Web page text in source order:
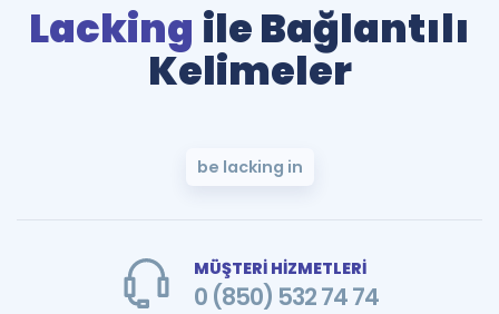
Lacking ile Bağlantılı
Kelimeler
be lacking in
MÜŞTERİ HİZMETLERİ
0 (850) 532 74 74